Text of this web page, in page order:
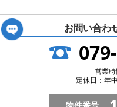
お問い合わ
営業
定休日：年